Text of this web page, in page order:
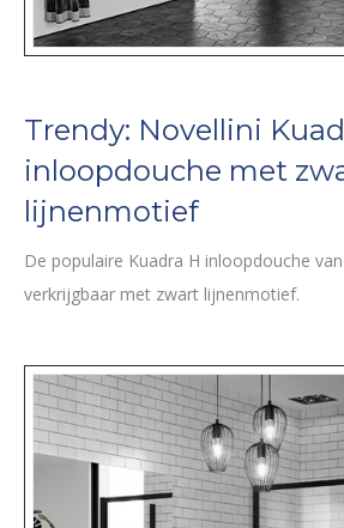
Trendy: Novellini
inloopdouche met
lijnenmotief
De populaire Kuadra H inloopdouche
verkrijgbaar met zwart lijnenmotief.